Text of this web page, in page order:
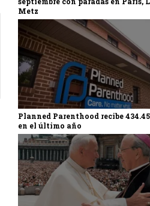
Metz
Planned Parenthood recibe
en el último año